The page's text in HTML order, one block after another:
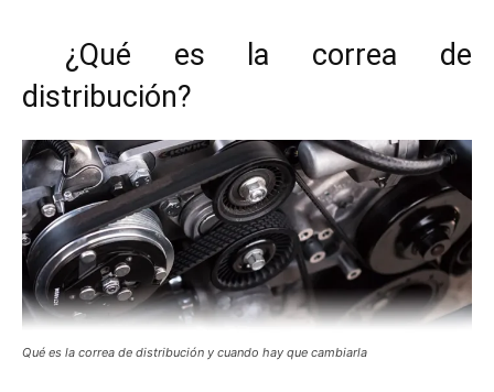
¿Qué es la correa de
distribución?
Qué es la correa de distribución y cuando hay que cambiarla